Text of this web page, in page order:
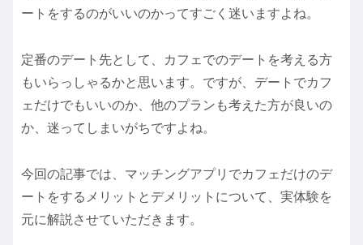
ートをするのがいいのかってすごく迷いますよね。
定番のデート先として、カフェでのデートを考える方
もいらっしゃるかと思います。ですが、デートでカフ
ェだけでもいいのか、他のプランも考えた方が良いの
か、迷ってしまいがちですよね。
今回の記事では、マッチングアプリでカフェだけのデ
ートをするメリットとデメリットについて、実体験を
元に解説させていただきます。